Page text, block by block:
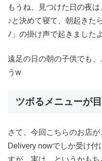
もうね、見つけた日の夜
♪と決めて寝て、朝起きた
ﾉ」の掛け声で起きました
遠足の日の朝の子供でも
うw
ツボるメニューが
さて、今回こちらのお店が
Delivery nowでしか受け